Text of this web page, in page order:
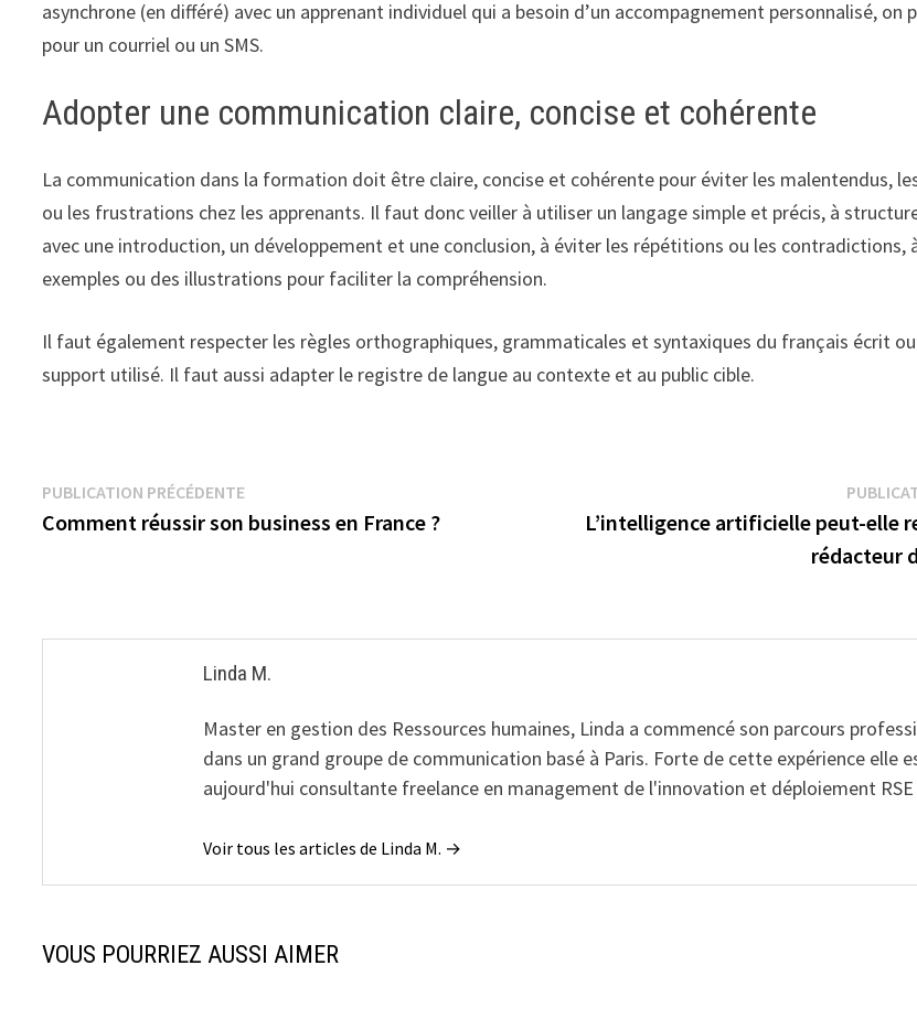
asynchrone (en différé) avec un apprenant individuel qui a besoin d’un accompagnement personnalisé, on
pour un courriel ou un SMS.
Adopter une communication claire, concise et cohérente
La communication dans la formation doit être claire, concise et cohérente pour éviter les malentendus,
ou les frustrations chez les apprenants. Il faut donc veiller à utiliser un langage simple et précis, à
avec une introduction, un développement et une conclusion, à éviter les répétitions ou les contradictions,
exemples ou des illustrations pour faciliter la compréhension.
Il faut également respecter les règles orthographiques, grammaticales et syntaxiques du français écrit
support utilisé. Il faut aussi adapter le registre de langue au contexte et au public cible.
Navigation
de
PUBLICATION PRÉCÉDENTEPublication
précédente :
Comment réussir son business en France ?
L’intelligence artificielle peut-elle
rédacteur
Linda M.
Master en gestion des Ressources humaines, Linda a commencé son parcours
dans un grand groupe de communication basé à Paris. Forte de cette expérience elle
aujourd'hui consultante freelance en management de l'innovation et déploiement RSE
Voir tous les articles de Linda M. →
VOUS POURRIEZ AUSSI AIMER